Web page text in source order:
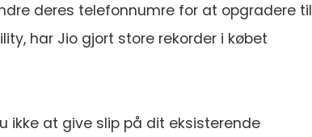
deres telefonnumre for at opgradere til
har Jio gjort store rekorder i købet
ikke at give slip på dit eksisterende